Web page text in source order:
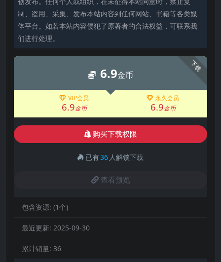
制、盗用、采集、发布本站内容到任何网站、书籍等各类媒
体平台。如若本站内容侵犯了原著者的合法权益，可联系我
们进行处理。
下载
6.9金币
VIP会员
6.9金币
永久会员
6.9金币
购买下载权限
已有36 人解锁下载
查看预览
包含资源: (1个)
最近更新: 2025-09-30
累计销量: 36